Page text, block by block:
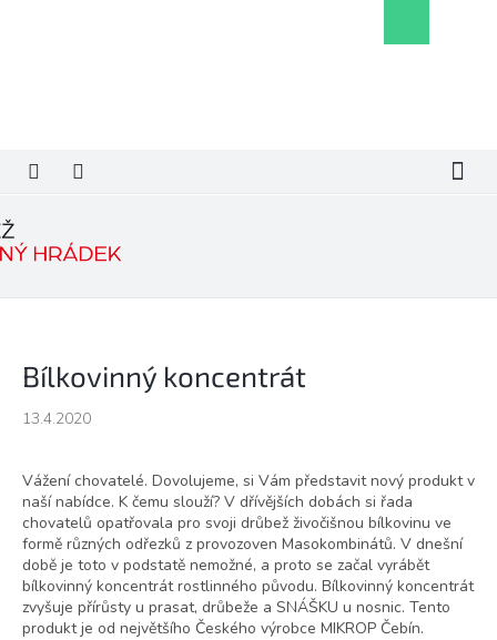
košík
Bílkovinný koncentrát
13.4.2020
Vážení chovatelé. Dovolujeme, si Vám představit nový produkt v
naší nabídce. K čemu slouží? V dřívějších dobách si řada
chovatelů opatřovala pro svoji drůbež živočišnou bílkovinu ve
formě různých odřezků z provozoven Masokombinátů. V dnešní
době je toto v podstatě nemožné, a proto se začal vyrábět
bílkovinný koncentrát rostlinného původu. Bílkovinný koncentrát
zvyšuje přírůsty u prasat, drůbeže a SNÁŠKU u nosnic. Tento
produkt je od největšího Českého výrobce MIKROP Čebín.